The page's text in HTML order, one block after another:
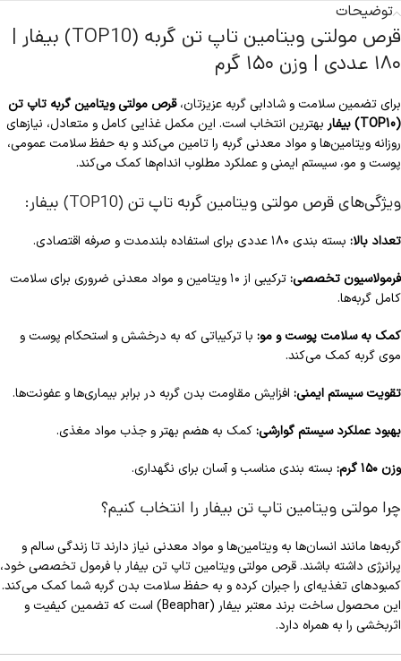
توضیحات
قرص مولتی ویتامین تاپ تن گربه (TOP10) بیفار |
۱۸۰ عددی | وزن ۱۵۰ گرم
برای تضمین سلامت و شادابی گربه عزیزتان،قرص مولتی ویتامین گربه تاپ تن
(TOP10) بیفار
بهترین انتخاب است. این مکمل غذایی کامل و متعادل، نیازهای
روزانه ویتامین‌ها و مواد معدنی گربه را تامین می‌کند و به حفظ سلامت عمومی،
پوست و مو، سیستم ایمنی و عملکرد مطلوب اندام‌ها کمک می‌کند.
ویژگی‌های قرص مولتی ویتامین گربه تاپ تن (TOP10) بیفار:
تعداد بالا: بسته بندی ۱۸۰ عددی برای استفاده بلندمدت و صرفه اقتصادی.
فرمولاسیون تخصصی:
ترکیبی از ۱۰ ویتامین و مواد معدنی ضروری برای سلامت
کامل گربه‌ها.
کمک به سلامت پوست و مو: با ترکیباتی که به درخشش و استحکام پوست و
موی گربه کمک می‌کند.
تقویت سیستم ایمنی: افزایش مقاومت بدن گربه در برابر بیماری‌ها و عفونت‌ها.
بهبود عملکرد سیستم گوارشی:کمک به هضم بهتر و جذب مواد مغذی.
وزن ۱۵۰ گرم:
بسته بندی مناسب و آسان برای نگهداری.
چرا مولتی ویتامین تاپ تن بیفار را انتخاب کنیم؟
گربه‌ها مانند انسان‌ها به ویتامین‌ها و مواد معدنی نیاز دارند تا زندگی سالم و
پرانرژی داشته باشند. قرص مولتی ویتامین تاپ تن بیفار با فرمول تخصصی خود،
کمبودهای تغذیه‌ای را جبران کرده و به حفظ سلامت بدن گربه شما کمک می‌کند.
این محصول ساخت برند معتبر بیفار (Beaphar) است که تضمین کیفیت و
اثربخشی را به همراه دارد.